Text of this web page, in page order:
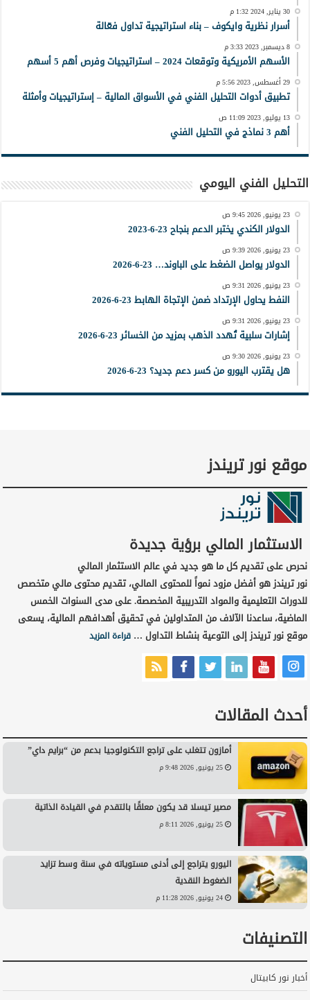
30 يناير, 2024 1:32 م
أسرار نظرية وايكوف – بناء استراتيجية تداول فعّالة
8 ديسمبر, 2023 3:33 م
الأسهم الأمريكية وتوقعات 2024 – استراتيجيات وفرص أهم 5 أسهم
29 أغسطس, 2023 5:56 م
تطبيق أدوات التحليل الفني في الأسواق المالية – إستراتيجيات وأمثلة
13 يوليو, 2023 11:09 ص
أهم 3 نماذج في التحليل الفني
التحليل الفني اليومي
23 يونيو, 2026 9:45 ص
الدولار الكندي يختبر الدعم بنجاح 23-6-2023
23 يونيو, 2026 9:39 ص
الدولار يواصل الضغط على الباوند… 23-6-2026
23 يونيو, 2026 9:31 ص
النفط يحاول الإرتداد ضمن الإتجاة الهابط 23-6-2026
23 يونيو, 2026 9:31 ص
إشارات سلبية تُهدد الذهب بمزيد من الخسائر 23-6-2026
23 يونيو, 2026 9:30 ص
هل يقترب اليورو من كسر دعم جديد؟ 23-6-2026
موقع نور تريندز
الاستثمار المالي برؤية جديدة
نحرص على تقديم كل ما هو جديد في عالم الاستثمار المالي
نور تريندز هو أفضل مزود نمواً للمحتوى المالي، تقديم محتوى مالي متخصص
للدورات التعليمية والمواد التدريبية المخصصة. على مدى السنوات الخمس
الماضية، ساعدنا الآلاف من المتداولين في تحقيق أهدافهم المالية، يسعى
موقع نور تريندز إلى التوعية بنشاط التداول …قراءة المزيد
أحدث المقالات
أمازون تتغلب على تراجع التكنولوجيا بدعم من “برايم داي”
25 يونيو, 2026 9:48 م
مصير تيسلا قد يكون معلقًا بالتقدم في القيادة الذاتية
25 يونيو, 2026 8:11 م
اليورو يتراجع إلى أدنى مستوياته في سنة وسط تزايد
الضغوط النقدية
24 يونيو, 2026 11:28 م
التصنيفات
أخبار نور كابيتال